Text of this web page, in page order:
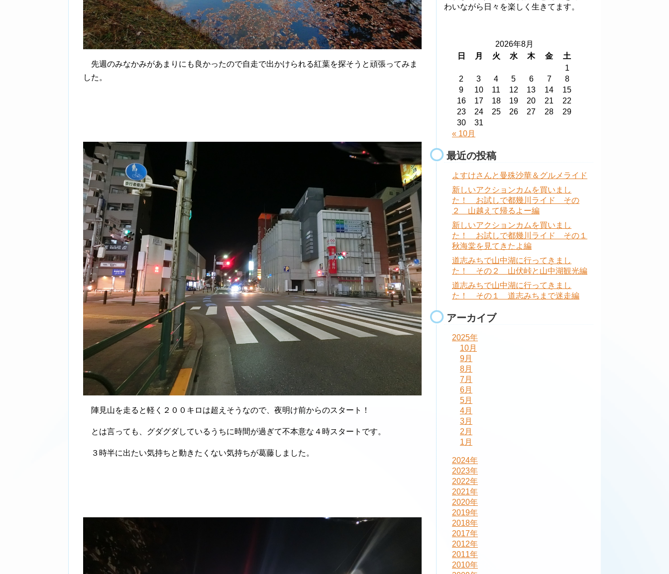
先週のみなかみがあまりにも良かったので自走で出かけられる紅葉を探そうと頑張ってみま
した。
陣見山を走ると軽く２００キロは超えそうなので、夜明け前からのスタート！
とは言っても、グダグダしているうちに時間が過ぎて不本意な４時スタートです。
３時半に出たい気持ちと動きたくない気持ちが葛藤しました。
わいながら日々を楽しく生きてます。
2026年8月
日
月 火 水 木 金
土
1
2
3 4 5 6 7
8
9
10 11 12 13 14
15
16
17 18 19 20 21
22
23
24 25 26 27 28
29
30
31
« 10月
最近の投稿
よすけさんと曼殊沙華＆グルメライド
新しいアクションカムを買いまし
た！ お試しで都幾川ライド その
２ 山越えて帰るよー編
新しいアクションカムを買いまし
た！ お試しで都幾川ライド その１
秋海棠を見てきたよ編
道志みちで山中湖に行ってきまし
た！ その２ 山伏峠と山中湖観光編
道志みちで山中湖に行ってきまし
た！ その１ 道志みちまで迷走編
アーカイブ
2025年
10月
9月
8月
7月
6月
5月
4月
3月
2月
1月
2024年
2023年
2022年
2021年
2020年
2019年
2018年
2017年
2012年
2011年
2010年